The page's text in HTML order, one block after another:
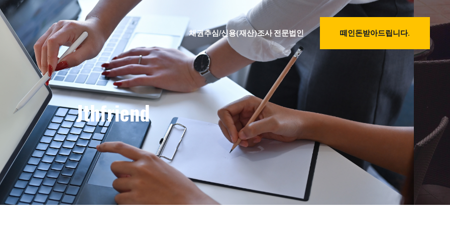
채권추심/신용(재산)조사 전문법인 떼인돈받아드립니다.
Jthfriend